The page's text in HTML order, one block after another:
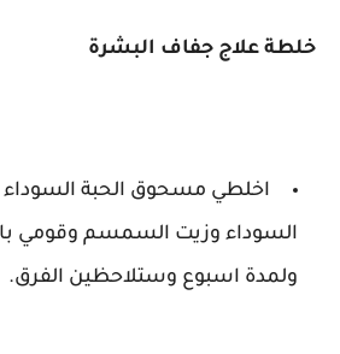
خلطة علاج جفاف البشرة
اخلطي مسحوق الحبة السوداء
السوداء وزيت السمسم وقومي
ولمدة اسبوع وستلاحظين الفرق.